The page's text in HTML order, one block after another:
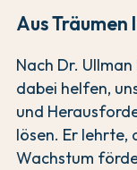
Aus Träumen
Nach Dr.
dabei helfen,
und
lösen. Er lehrte,
Wachstum